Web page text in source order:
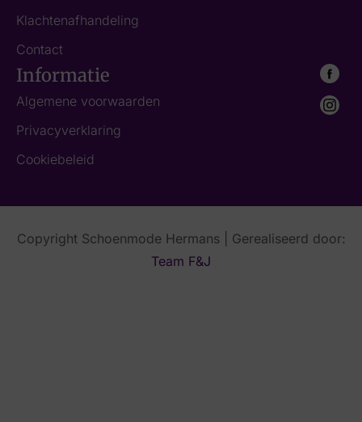
Klachtenafhandeling
Contact
Informatie
Algemene voorwaarden
Privacyverklaring
Cookiebeleid
Copyright Schoenmode Hermans | Gerealiseerd door:
Team F&J